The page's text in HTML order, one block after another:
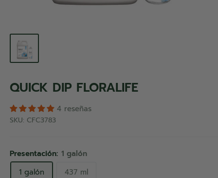
QUICK DIP FLORALIFE
4 reseñas
SKU: CFC3783
Presentación: 1 galón
1 galón
437 ml